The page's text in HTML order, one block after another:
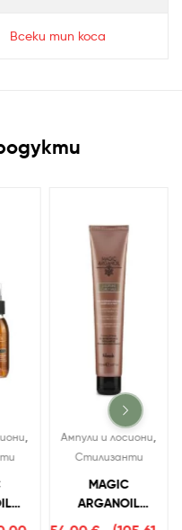
Всеки тип коса
с
Ампули и лосиони
Стилизанти
MAGIC
ARGANOIL
Discipline